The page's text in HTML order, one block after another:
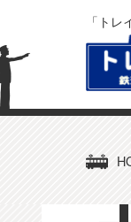
「ト